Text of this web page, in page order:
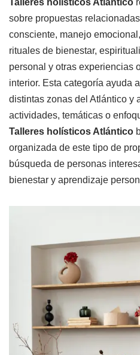
Talleres holísticos Atlántico
sobre propuestas
consciente, manejo
rituales de bienestar,
personal y otras experiencias
interior. Esta categoría ayuda
distintas zonas del Atlántico y
actividades, temáticas o
Talleres holísticos Atlántico
organizada de este tipo de
búsqueda de personas
bienestar y aprendizaje